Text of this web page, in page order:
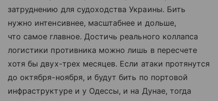
затруднению для судоходства Украины. Бить
нужно интенсивнее, масштабнее и дольше,
что самое главное. Достичь реального коллапса
логистики противника можно лишь в пересчете
хотя бы двух-трех месяцев. Если атаки протянутся
до октября-ноября, и будут бить по портовой
инфраструктуре и у Одессы, и на Дунае, тогда